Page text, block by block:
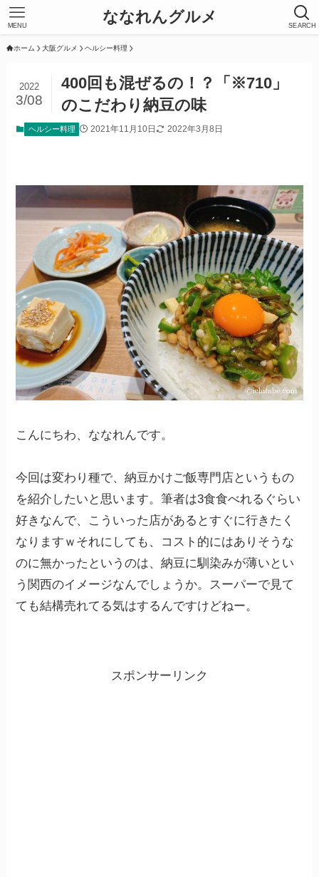
ななれんグルメ SEARCH
MENU
ホーム 大阪グルメ ヘルシー料理
400回も混ぜるの！？「※710」
のこだわり納豆の味
2022
3/08
ヘルシー料理 2021年11月10日 2022年3月8日
こんにちわ、ななれんです。
今回は変わり種で、納豆かけご飯専門店というもの
を紹介したいと思います。筆者は3食食べれるぐらい
好きなんで、こういった店があるとすぐに行きたく
なりますｗそれにしても、コスト的にはありそうな
のに無かったというのは、納豆に馴染みが薄いとい
う関西のイメージなんでしょうか。スーパーで見て
ても結構売れてる気はするんですけどねー。
スポンサーリンク